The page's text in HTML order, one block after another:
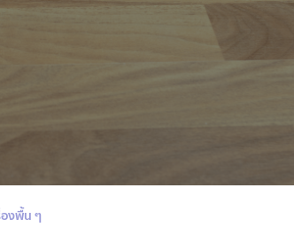
งพื้น ๆ